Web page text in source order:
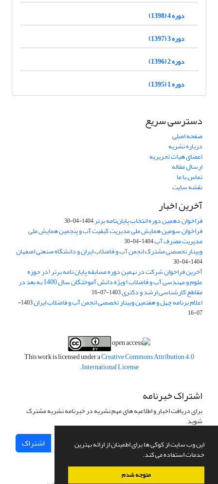
این وب سایت از کوکی ها برای اطمینان از ارائه بهترین
خدمات استفاده می کند.
متوجه شدم
دوره 4 (1398)
دوره 3 (1397)
دوره 2 (1396)
دوره 1 (1395)
دسترسی سریع
صفحه اصلی
درباره نشریه
اعضای هیات تحریریه
ارسال مقاله
تماس با ما
نقشه سایت
آخرین اخبار
فراخوان دهمین دوره انتخاب پایان‌نامه برتر1404-04-30
فراخوان سومین همایش ملی مدیریت کیفیت آب و پنجمین همایش ملی
مدیریت مصرف آب1404-04-30
وبینار تخصصی مشترک انجمن آب و فاضلاب ایران و دانشگاه صنعتی اصفهان
1404-04-30
آخرین فراخوان شرکت در نهمین دوره مسابقه پایان نامه برتر (در حوزه
علوم و مهندسی آب و فاضلاب) ویژه دانش آموختگان سال 1400 به بعد در
مقاطع کارشناسی ارشد و دکتری1403-07-16
اعلام برنامه چهل و هفتمین وبینار تخصصی انجمن آب و فاضلاب ایران
1403-
07-16
This work is licensed under aCreative Commons Attribution 4.0
International License
.
اشتراک خبرنامه
برای دریافت اخبار و اطلاعیه های مهم نشریه در خبرنامه نشریه مشترک
شوید.
اشتراک